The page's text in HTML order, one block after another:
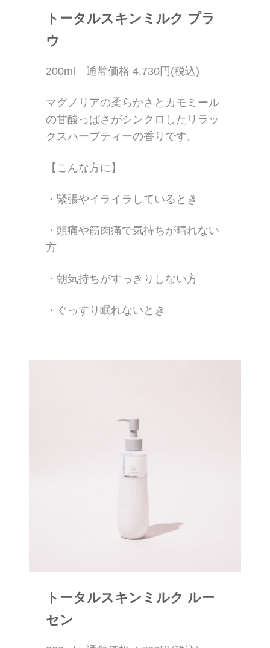
トータルスキンミルク プラ
ウ
200ml 通常価格 4,730円(税込)
マグノリアの柔らかさとカモミール
の甘酸っぱさがシンクロしたリラッ
クスハーブティーの香りです。
【こんな方に】
・緊張やイライラしているとき
・頭痛や筋肉痛で気持ちが晴れない
方
・朝気持ちがすっきりしない方
・ぐっすり眠れないとき
トータルスキンミルク ルー
セン